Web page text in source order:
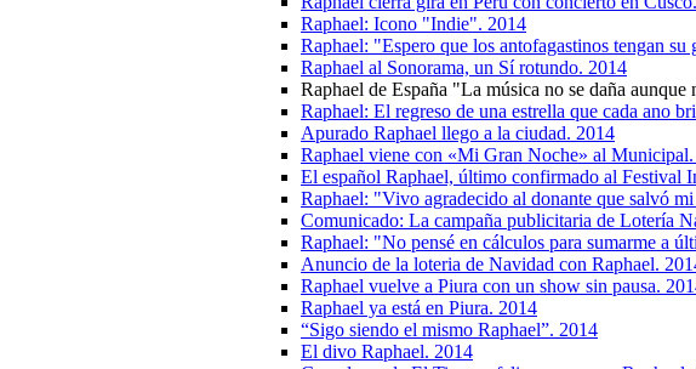
Raphael: Icono "Indie". 2014
Raphael: "Espero que los antofagastinos tengan su
Raphael al Sonorama, un Sí rotundo. 2014
Raphael de España "La música no se daña
Raphael: El regreso de una estrella que cada ano
Apurado Raphael llego a la ciudad. 2014
Raphael viene con «Mi Gran Noche» al
El español Raphael, último confirmado al Festival
Raphael: "Vivo agradecido al donante que salvó
Comunicado: La campaña publicitaria de Lotería
Raphael: "No pensé en cálculos para sumarme a
Anuncio de la loteria de Navidad con Raphael.
Raphael vuelve a Piura con un show sin pausa.
Raphael ya está en Piura. 2014
“Sigo siendo el mismo Raphael”. 2014
El divo Raphael. 2014